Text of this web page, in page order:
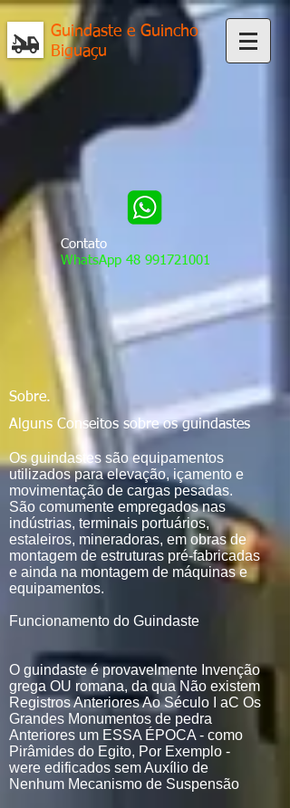
Guindaste e Guincho
Biguaçu
Contato
WhatsApp 48 991721001
Sobre.
Alguns Conseitos sobre os guindastes
Os guindastes são equipamentos
utilizados para elevação, içamento e
movimentação de cargas pesadas.
São comumente empregados nas
indústrias, terminais portuários,
estaleiros, mineradoras, em obras de
montagem de estruturas pré-fabricadas
e ainda na montagem de máquinas e
equipamentos.
Funcionamento do Guindaste
O guindaste é provavelmente Invenção
grega OU romana, da qua Não existem
Registros Anteriores Ao Século I aC Os
Grandes Monumentos de pedra
Anteriores um ESSA ÉPOCA - como
Pirâmides do Egito, Por Exemplo -
were edificados sem Auxílio de
Nenhum Mecanismo de Suspensão